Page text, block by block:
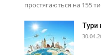
простягаються на 155
Тури